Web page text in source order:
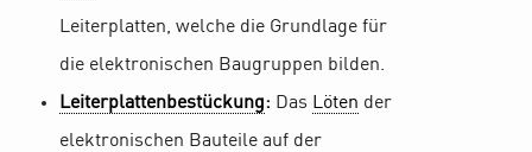
Leiterplatten, welche die Grundlage für
die elektronischen Baugruppen bilden.
Leiterplattenbestückung: Das Löten der
elektronischen Bauteile auf der